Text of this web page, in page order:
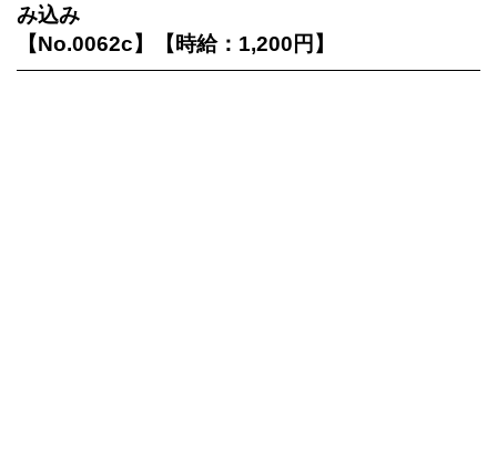
み込み
【No.0062c】【時給：1,200円】